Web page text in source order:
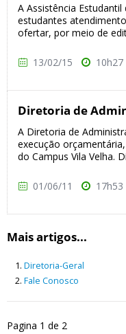
A Assistência
estudantes
ofertar, por meio de
13/02/15 10h27
Diretoria de
A Diretoria de
execução
do Campus Vila Velha.
01/06/11 17h53
Mais artigos...
Diretoria-Geral
Fale Conosco
Pagina 1 de 2